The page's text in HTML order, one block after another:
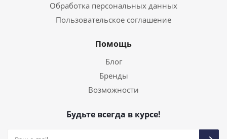
Обработка персональных данных
Пользовательское соглашение
Помощь
Блог
Бренды
Возможности
Будьте всегда в курсе!